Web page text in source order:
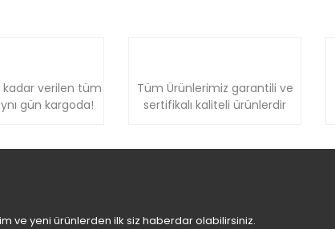
kadar verilen tüm
gün kargoda!
Tüm Ürünlerimiz garantili ve
sertifikalı kaliteli ürünlerdir
ve yeni ürünlerden ilk siz haberdar olabilirsiniz.